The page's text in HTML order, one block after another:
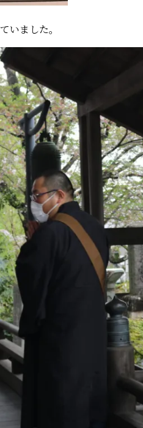
いました。